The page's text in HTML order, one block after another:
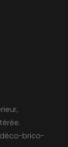
déco-brico-